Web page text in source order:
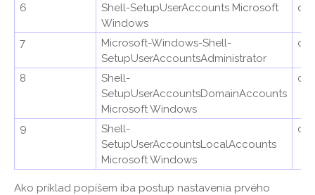
6
Shell-SetupUserAccounts Microsoft
Windows
7
Microsoft-Windows-Shell-
SetupUserAccountsAdministrator
8
Shell-
SetupUserAccountsDomainAccounts
Microsoft Windows
9
Shell-
SetupUserAccountsLocalAccounts
Microsoft Windows
Ako príklad popíšem iba postup nastavenia prvého